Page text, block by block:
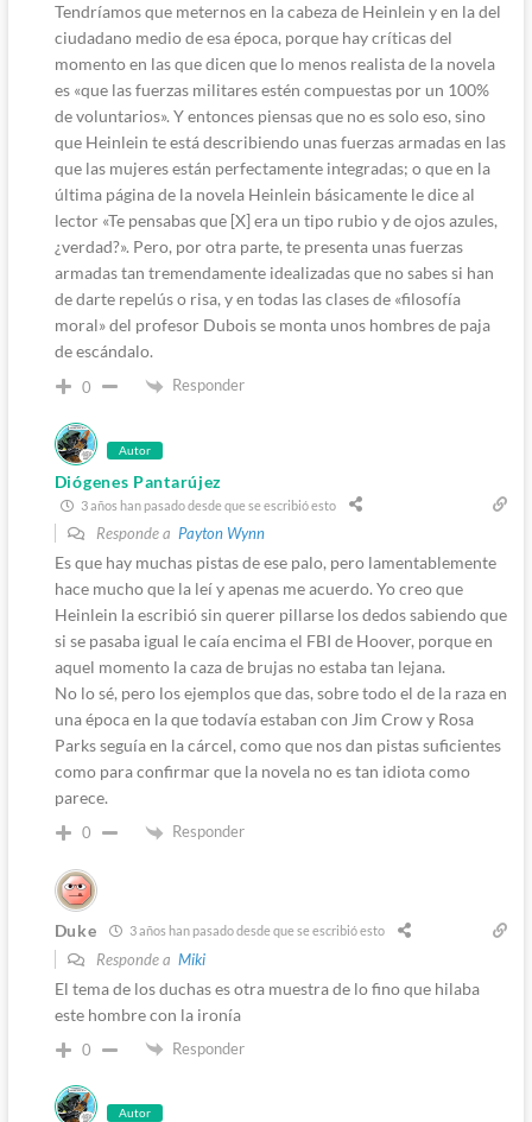
Tendríamos que meternos en la cabeza de Heinlein y en la del
ciudadano medio de esa época, porque hay críticas del
momento en las que dicen que lo menos realista de la novela
es «que las fuerzas militares estén compuestas por un 100%
de voluntarios». Y entonces piensas que no es solo eso, sino
que Heinlein te está describiendo unas fuerzas armadas en las
que las mujeres están perfectamente integradas; o que en la
última página de la novela Heinlein básicamente le dice al
lector «Te pensabas que [X] era un tipo rubio y de ojos azules,
¿verdad?». Pero, por otra parte, te presenta unas fuerzas
armadas tan tremendamente idealizadas que no sabes si han
de darte repelús o risa, y en todas las clases de «filosofía
moral» del profesor Dubois se monta unos hombres de paja
de escándalo.
0 Responder
Autor
Diógenes Pantarújez
3 años han pasado desde que se escribió esto
Responde a Payton Wynn
Es que hay muchas pistas de ese palo, pero lamentablemente
hace mucho que la leí y apenas me acuerdo. Yo creo que
Heinlein la escribió sin querer pillarse los dedos sabiendo que
si se pasaba igual le caía encima el FBI de Hoover, porque en
aquel momento la caza de brujas no estaba tan lejana.
No lo sé, pero los ejemplos que das, sobre todo el de la raza en
una época en la que todavía estaban con Jim Crow y Rosa
Parks seguía en la cárcel, como que nos dan pistas suficientes
como para confirmar que la novela no es tan idiota como
parece.
0 Responder
Duke 3 años han pasado desde que se escribió esto
Responde a Miki
El tema de los duchas es otra muestra de lo fino que hilaba
este hombre con la ironía
0 Responder
Autor